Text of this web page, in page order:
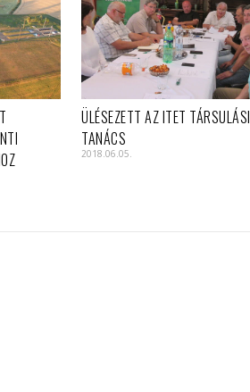
ÜLÉSEZETT AZ ITET TÁRSULÁSI
TANÁCS
2018.06.05.